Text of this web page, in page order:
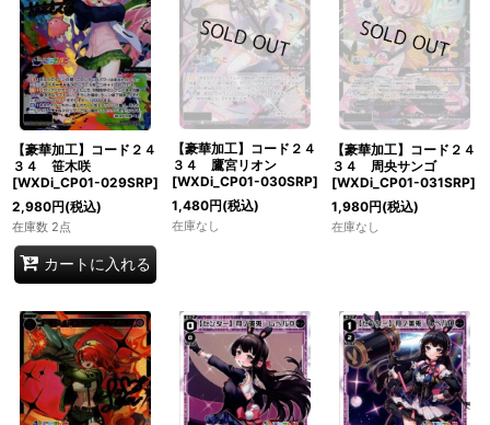
【豪華加工】コード２４
３４ 笹木咲
[WXDi_CP01-029SRP]
2,980円(税込)
在庫数 2点
カートに入れる
【豪華加工】コード２４
３４ 鷹宮リオン
[WXDi_CP01-030SRP]
1,480円(税込)
在庫なし
【豪華加工】コード２４
３４ 周央サンゴ
[WXDi_CP01-031SRP]
1,980円(税込)
在庫なし